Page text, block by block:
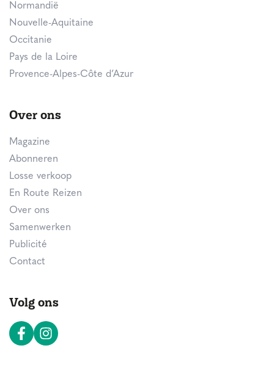
Normandië
Nouvelle-Aquitaine
Occitanie
Pays de la Loire
Provence-Alpes-Côte d’Azur
Over ons
Magazine
Abonneren
Losse verkoop
En Route Reizen
Over ons
Samenwerken
Publicité
Contact
Volg ons